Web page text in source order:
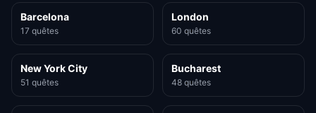
Barcelona
17 quêtes
London
60 quêtes
New York City
51 quêtes
Bucharest
48 quêtes